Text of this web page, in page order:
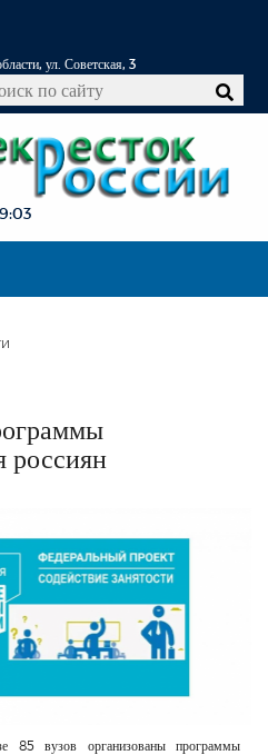
ул. Советская, 3
россиян
85 вузов организованы программы